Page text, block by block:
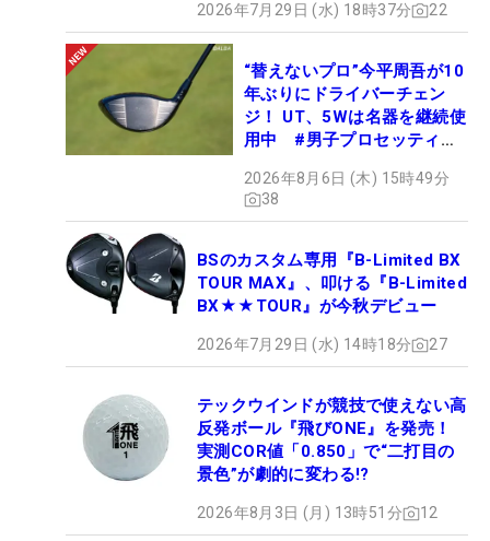
2026年7月29日 (水) 18時37分 22
“替えないプロ”今平周吾が10
年ぶりにドライバーチェン
ジ！ UT、5Wは名器を継続使
用中 #男子プロセッティン
2026年8月6日 (木) 15時49分
38
BSのカスタム専用『B-Limited BX
TOUR MAX』、叩ける『B-Limited
BX★★TOUR』が今秋デビュー
2026年7月29日 (水) 14時18分 27
テックウインドが競技で使えない高
反発ボール『飛びONE』を発売！
実測COR値「0.850」で“二打目の
景色”が劇的に変わる!?
2026年8月3日 (月) 13時51分 12